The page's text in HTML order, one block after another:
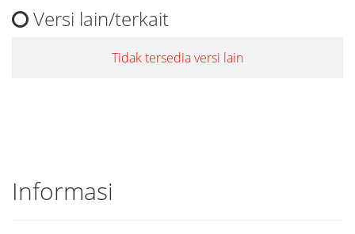
Versi lain/terkait
Tidak tersedia versi lain
Informasi